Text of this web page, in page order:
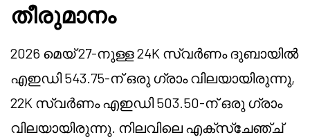
തീരുമാനം
2026 മെയ് 27-നുള്ള 24K സ്വർണം ദുബായിൽ
എഇഡി 543.75-ന് ഒരു ഗ്രാം വിലയായിരുന്നു,
22K സ്വർണം എഇഡി 503.50-ന് ഒരു ഗ്രാം
വിലയായിരുന്നു. നിലവിലെ എക്സ്ചേഞ്ച്